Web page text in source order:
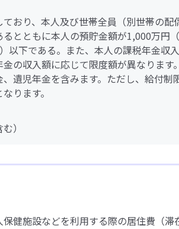
おり、本人及び世帯全員（別世帯の配
とともに本人の預貯金額が1,000万円
以下である。また、本人の課税年金収
の収入額に応じて限度額が異なりま
遺児年金を含みます。ただし、給付制
ります。
）
健施設などを利用する際の居住費（滞